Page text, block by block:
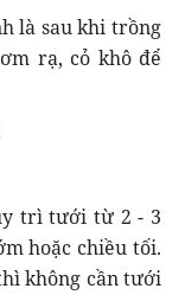
là sau khi trồng
rạ, cỏ khô để
trì tưới từ 2 - 3
hoặc chiều tối.
không cần tưới